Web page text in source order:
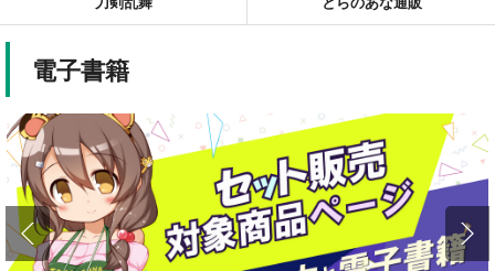
【2025/12/1より】「通販ポイント⇒とらコイン変換キャンペーン」終了のお知らせ（2025.11.21 掲載）
重要 ポイント付与・管理体制改定のお知らせ（2024.11.20 掲載）
電子書籍